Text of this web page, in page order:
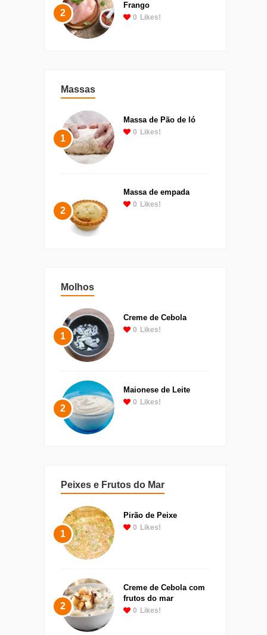
2
Frango
0 Likes!
Massas
1
Massa de Pão de ló
0 Likes!
2
Massa de empada
0 Likes!
Molhos
1
Creme de Cebola
0 Likes!
2
Maionese de Leite
0 Likes!
Peixes e Frutos do Mar
1
Pirão de Peixe
0 Likes!
2
Creme de Cebola com
frutos do mar
0 Likes!